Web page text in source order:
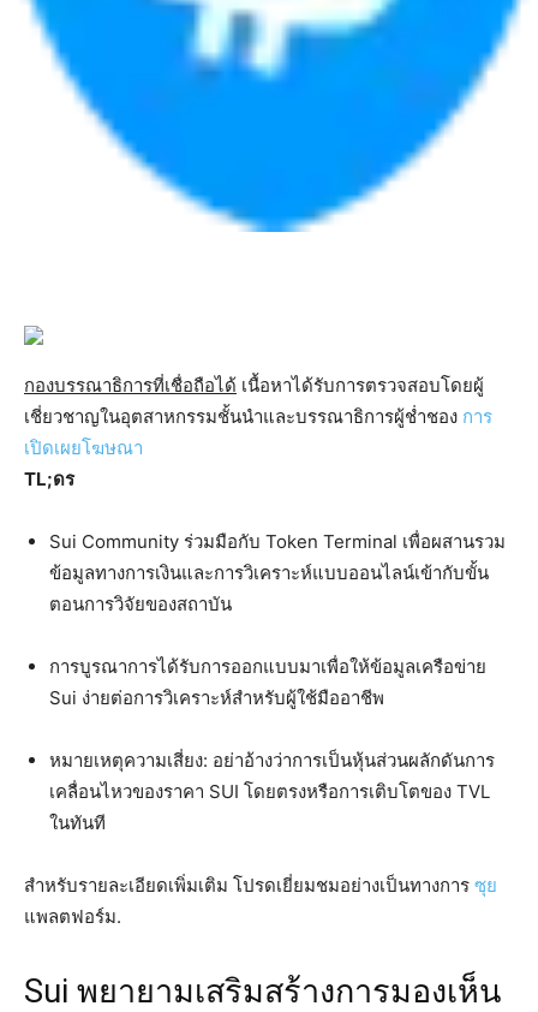
กองบรรณาธิการที่เชื่อถือได้ เนื้อหาได้รับการตรวจสอบโดยผู้
เชี่ยวชาญในอุตสาหกรรมชั้นนำและบรรณาธิการผู้ช่ำชอง การ
เปิดเผยโฆษณา
TL;ดร
Sui Community ร่วมมือกับ Token Terminal เพื่อผสานรวม
ข้อมูลทางการเงินและการวิเคราะห์แบบออนไลน์เข้ากับขั้น
ตอนการวิจัยของสถาบัน
การบูรณาการได้รับการออกแบบมาเพื่อให้ข้อมูลเครือข่าย
Sui ง่ายต่อการวิเคราะห์สำหรับผู้ใช้มืออาชีพ
หมายเหตุความเสี่ยง: อย่าอ้างว่าการเป็นหุ้นส่วนผลักดันการ
เคลื่อนไหวของราคา SUI โดยตรงหรือการเติบโตของ TVL
ในทันที
สำหรับรายละเอียดเพิ่มเติม โปรดเยี่ยมชมอย่างเป็นทางการ ซุย
แพลตฟอร์ม.
Sui พยายามเสริมสร้างการมองเห็น